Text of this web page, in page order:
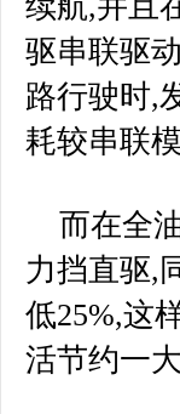
驱串联驱
路行驶时,
耗较串联
而在全
力挡直驱,
低25%,这
活节约一